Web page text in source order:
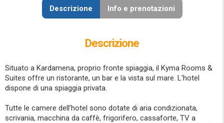
Descrizione Info e prenotazioni
Descrizione
Situato a Kardamena, proprio fronte spiaggia, il Kyma Rooms &
Suites offre un ristorante, un bar e la vista sul mare. L'hotel
dispone di una spiaggia privata.
Tutte le camere dell’hotel sono dotate di aria condizionata,
scrivania, macchina da caffè, frigorifero, cassaforte, TV a